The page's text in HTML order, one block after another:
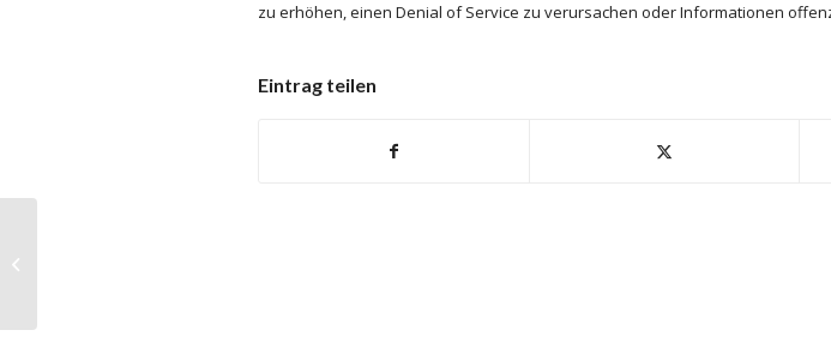
zu erhöhen, einen Denial of Service zu verursachen oder Informationen
Eintrag teilen